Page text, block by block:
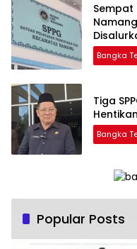
‎Sempat
Bangka
‎Tiga
Bangka
Popular Posts